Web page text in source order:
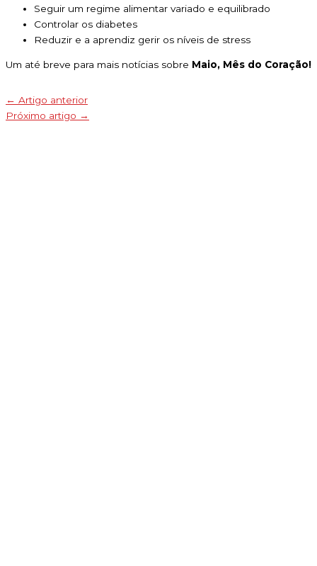
Seguir um regime alimentar variado e equilibrado
Controlar os diabetes
Reduzir e a aprendiz gerir os níveis de stress
Um até breve para mais notícias sobre Maio, Mês do Coração!
← Artigo anterior
Próximo artigo →